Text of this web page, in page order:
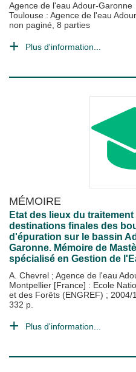
Agence de l'eau Adour-Garonne
Toulouse : Agence de l'eau
non paginé, 8 parties
Plus d'information...
MÉMOIRE
Etat des lieux du traitement
destinations finales des
d'épuration sur le bassin
Garonne. Mémoire de
spécialisé en Gestion de
A. Chevrel ; Agence de l'eau
Montpellier [France] : Ecole
et des Forêts (ENGREF) ; 2004/
332 p.
Plus d'information...